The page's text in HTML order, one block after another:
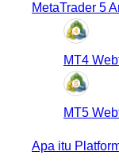
MetaTrader 5
MT4
MT5
Apa itu